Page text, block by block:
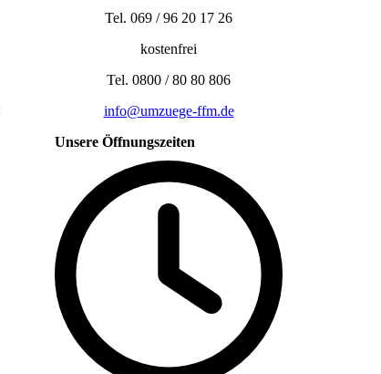
Tel. 069 / 96 20 17 26
kostenfrei
Tel. 0800 / 80 80 806
info@umzuege-ffm.de
Unsere Öffnungszeiten